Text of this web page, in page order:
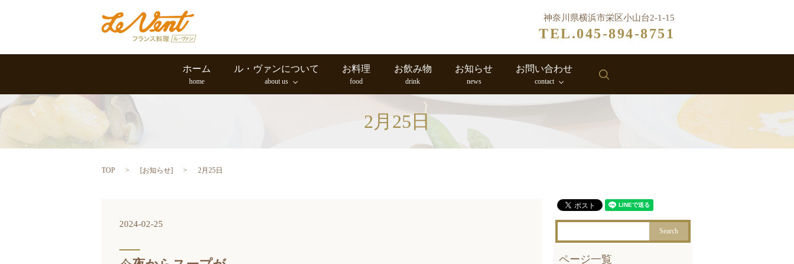
神奈川県横浜市栄区小山台2-1-15
TEL.045-894-8751
ホーム
home
ル・ヴァンについて
about us
お料理
food
お飲み物
drink
お知らせ
news
お問い合わせ
contact
2月25日
TOP [お知らせ] 2月25日
2024-02-25